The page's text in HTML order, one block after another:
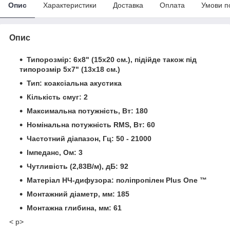
Опис Характеристики Доставка Оплата Умови
Опис
Типорозмір: 6x8" (15x20 см.), підійде також під
типорозмір 5x7" (13x18 см.)
Тип: коаксіальна акустика
Кількість смуг: 2
Максимальна потужність, Вт: 180
Номінальна потужність RMS, Вт: 60
Частотний діапазон, Гц: 50 - 21000
Імпеданс, Ом: 3
Чутливість (2,83В/м), дБ: 92
Матеріал НЧ-дифузора: поліпропілен Plus One ™
Монтажний діаметр, мм: 185
Монтажна глибина, мм: 61
< p>